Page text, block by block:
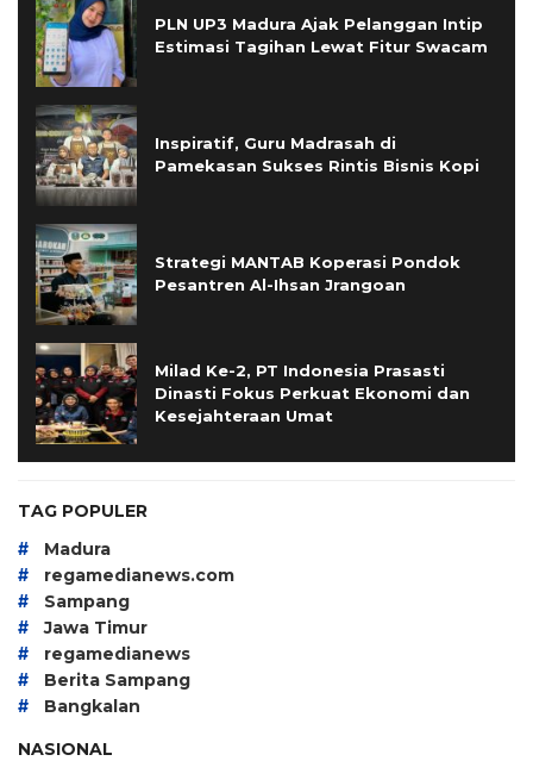
PLN UP3 Madura Ajak Pelanggan Intip
Estimasi Tagihan Lewat Fitur Swacam
Inspiratif, Guru Madrasah di
Pamekasan Sukses Rintis Bisnis Kopi
Strategi MANTAB Koperasi Pondok
Pesantren Al-Ihsan Jrangoan
Milad Ke-2, PT Indonesia Prasasti
Dinasti Fokus Perkuat Ekonomi dan
Kesejahteraan Umat
TAG POPULER
# Madura
# regamedianews.com
# Sampang
# Jawa Timur
# regamedianews
# Berita Sampang
#
Bangkalan
NASIONAL